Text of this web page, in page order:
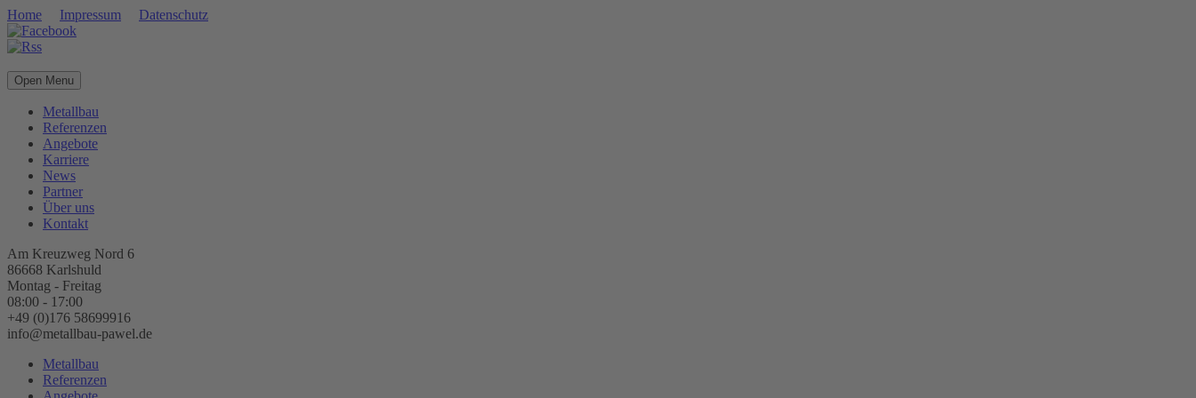
Home Impressum Datenschutz
Open Menu
Metallbau
Referenzen
Angebote
Karriere
News
Partner
Über uns
Kontakt
Am Kreuzweg Nord 6
86668 Karlshuld
Montag - Freitag
08:00 - 17:00
+49 (0)176 58699916
info@metallbau-pawel.de
Metallbau
Referenzen